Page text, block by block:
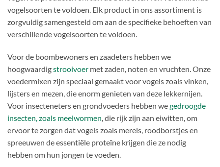
vogelsoorten te voldoen. Elk product in ons assortiment is
zorgvuldig samengesteld om aan de specifieke behoeften van
verschillende vogelsoorten te voldoen.
Voor de boombewoners en zaadeters hebben we
hoogwaardigstrooivoer met zaden, noten en vruchten. Onze
voedermixen zijn speciaal gemaakt voor vogels zoals vinken,
lijsters en mezen, die enorm genieten van deze lekkernijen.
Voor insecteneters en grondvoeders hebben wegedroogde
insecten, zoals meelwormen, die rijk zijn aan eiwitten, om
ervoor te zorgen dat vogels zoals merels, roodborstjes en
spreeuwen de essentiële proteïne krijgen die ze nodig
hebben om hun jongen te voeden.